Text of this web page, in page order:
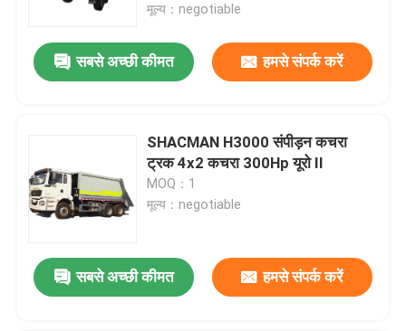
मूल्य：negotiable
सबसे अच्छी कीमत हमसे संपर्क करें
SHACMAN H3000 संपीड़न कचरा
ट्रक 4x2 कचरा 300Hp यूरो II
MOQ：1
मूल्य：negotiable
सबसे अच्छी कीमत हमसे संपर्क करें